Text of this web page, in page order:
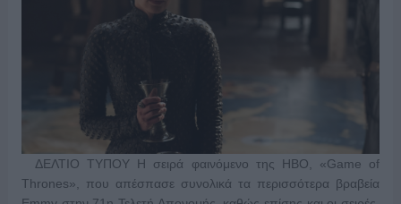
ΔΕΛΤΙΟ ΤΥΠΟΥ Η σειρά φαινόμενο της HBO, «Game of
Thrones», που απέσπασε συνολικά τα περισσότερα βραβεία